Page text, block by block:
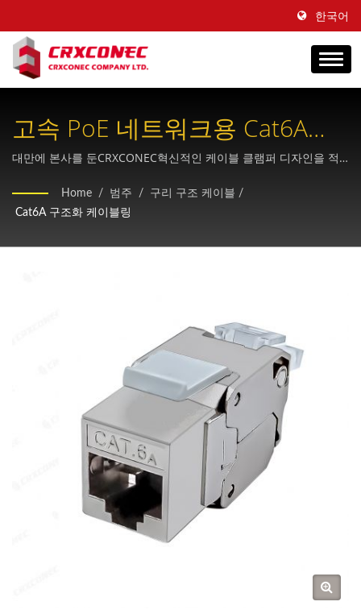
한국어
고속 PoE 네트워크용 Cat6A
180도 케이블 클램퍼 및 공구
없이 설치 가능한 키스톤 잭
대만에 본사를 둔CRXCONEC혁신적인 케이블 클램퍼 디자인을 적
블링 인프라를 위해 최대 100W의 IEEE 802.3bt 4PPoE를 지원합니
다.
Home / 범주 / 구리 구조 케이블 /
Cat6A 구조화 케이블링